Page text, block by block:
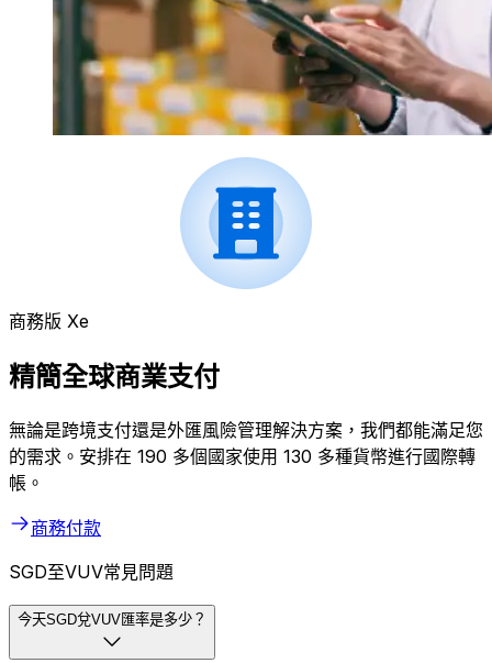
商務版 Xe
精簡全球商業支付
無論是跨境支付還是外匯風險管理解決方案，我們都能滿足您
的需求。安排在 190 多個國家使用 130 多種貨幣進行國際轉
帳。
商務付款
SGD至VUV常見問題
今天SGD兌VUV匯率是多少？